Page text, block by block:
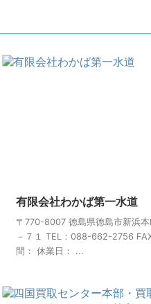
有限会社わかば第一水道
〒770-8007 徳島県徳島市新浜本
－７１ TEL：088-662-2756
間： 休業日： ...